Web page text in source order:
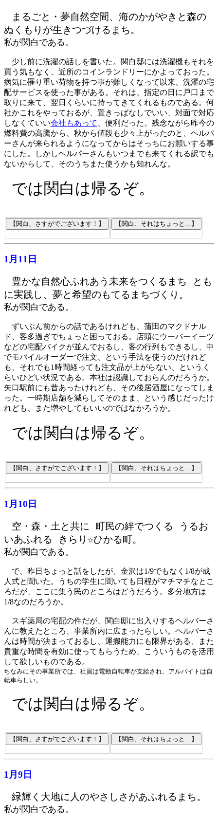
まるごと・夢自然空間、海のかがやきと森の
ぬくもりが生きつづけるまち。
私が関白である 。
少し前に洗濯の話しを書いた。関白邸には洗濯機もそれを
買う気もなく、近所のコインランドリーにかよっておった。
病気に罹り重い荷物を持つ事が難しくなって以来、洗濯の宅
配サービスを使った事がある。それは、指定の日に戸口まで
取りに来て、翌日くらいに持ってきてくれるものである。何
社かこれをやっておるが、置きっぱなしでいい、対面で対応
しなくていい会社もあって
、便利だった。残念ながら昨今の
燃料費の高騰から、秋から値段も少々上がったのと、ヘルパ
ーさんが来られるようになってからはそっちにお願いする事
にした。しかしヘルパーさんもいつまでも来てくれる訳でも
ないからして、そのうちまた使うかも知れんな。
では関白は帰るぞ。
1月11日
豊かな自然心ふれあう未来をつくるまち とも
に実践し、夢と希望のもてるまちづくり。
私が関白である 。
ずいぶん前からの話であるけれども、蒲田のマクドナル
ド、客多過ぎでちょっと困っておる。店頭にウーバーイーツ
などの宅配バイクが並んでおるし、客の行列もできるし、中
でモバイルオーダーで注文、という手法を使うのだけれど
も、それでも1時間経っても注文品が上がらない、というく
らいひどい状況である。本社は認識しておらんのだろうか。
矢口駅前にも昔あったけれども、その後居酒屋になってしま
った。一時期店舗を減らしてそのまま、という感じだったけ
れども、また増やしてもいいのではなかろうか。
では関白は帰るぞ。
1月10日
空・森・土と共に 町民の絆でつくる うるお
いあふれる きらり☆ひかる町。
私が関白である 。
で、昨日ちょっと話をしたが、金沢は1/9でもなく1/8が成
人式と聞いた。うちの学生に聞いても日程がマチマチなとこ
ろだが、ここに集う民のところはどうだろう。多分地方は
1/8なのだろうか。
スギ薬局の宅配の件だが、関白邸に出入りするヘルパーさ
んに教えたところ、事業所内に広まったらしい。ヘルパーさ
んは時間が決まっておるし、運搬能力にも限界がある、また
貴重な時間を有効に使ってもらうため、こういうものを活用
して欲しいものである。
ちなみにその事業所では、社員は電動自転車が支給され、アルバイトは自
転車らしい。
では関白は帰るぞ。
1月9日
緑輝く大地に人のやさしさがあふれるまち。
私が関白である 。